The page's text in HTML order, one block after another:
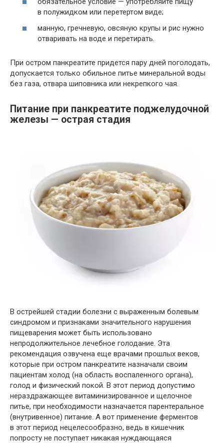
в полужидком или перетертом виде;
манную, гречневую, овсяную крупы и рис нужно
отваривать на воде и перетирать.
При остром панкреатите придется пару дней поголодать,
допускается только обильное питье минеральной воды
без газа, отвара шиповника или некрепкого чая.
Питание при панкреатите поджелудочной
железы — острая стадия
В острейшей стадии болезни с выраженным болевым
синдромом и признаками значительного нарушения
пищеварения может быть использовано
непродолжительное лечебное голодание. Эта
рекомендация озвучена еще врачами прошлых веков,
которые при остром панкреатите назначали своим
пациентам холод (на область воспаленного органа),
голод и физический покой. В этот период допустимо
нераздражающее витаминизированное и щелочное
питье, при необходимости назначается парентеральное
(внутривенное) питание. А вот применение ферментов
в этот период нецелесообразно, ведь в кишечник
попросту не поступает никакая нуждающаяся